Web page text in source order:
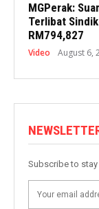
MGPerak:
Terlibat
RM794,827
Video August 6,
Subscribe to